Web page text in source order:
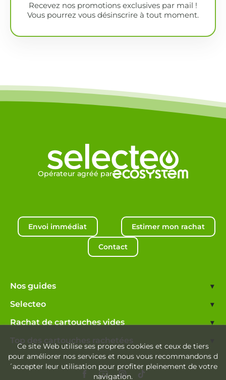
Recevez nos promotions exclusives par mail !
Vous pourrez vous désinscrire à tout moment.
Opérateur agréé par
Envoi immédiat Estimer mon rachat
Contact
Nos guides ▾
Selecteo ▾
Rachat de cartouches vides ▾
Top des cartouches rachetées
Ce site Web utilise ses propres cookies et ceux de tiers
pour améliorer nos services et nous vous recommandons d
´accepter leur utilisation pour profiter pleinement de votre
navigation.